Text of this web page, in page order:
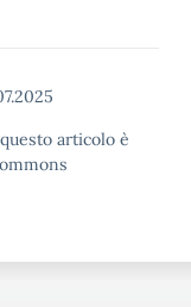
articolo è